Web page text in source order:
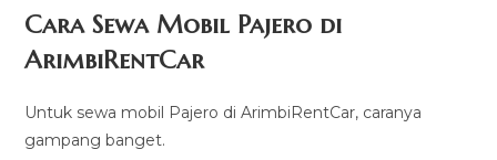
Cara Sewa Mobil Pajero di
ArimbiRentCar
Untuk sewa mobil Pajero di ArimbiRentCar, caranya
gampang banget.